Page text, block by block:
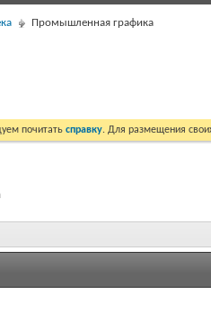
Промышленная графика
почитать справку. Для размещения